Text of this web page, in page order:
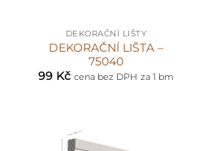
DEKORAČNÍ LIŠTY
DEKORAČNÍ LIŠTA –
75040
99 Kč cena bez DPH za 1 bm